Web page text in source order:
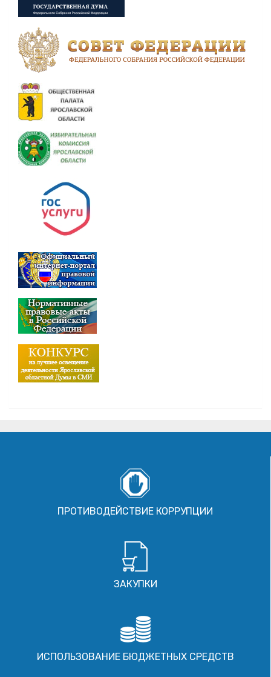
ПРОТИВОДЕЙСТВИЕ КОРРУПЦИИ
ЗАКУПКИ
ИСПОЛЬЗОВАНИЕ БЮДЖЕТНЫХ СРЕДСТВ